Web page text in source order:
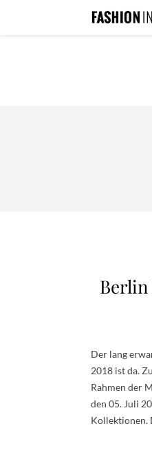
Berlin
Der lang
2018 ist da.
Rahmen der
den 05. Juli
Kollektionen.